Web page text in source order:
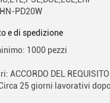
PD20W
e di spedizione
1000 pezzi
ACCORDO DEL
25 giorni lavorativi